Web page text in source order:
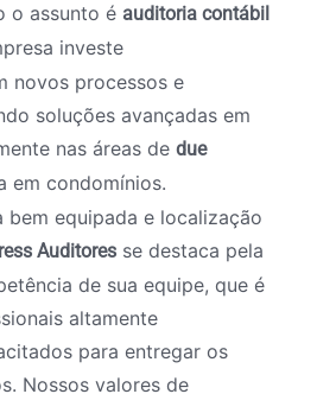
o assunto é auditoria contábil
investe
novos processos e
soluções avançadas em
nas áreas dedue
em condomínios.
bem equipada e localização
Auditores se destaca pela
de sua equipe, que é
altamente
para entregar os
Nossos valores de